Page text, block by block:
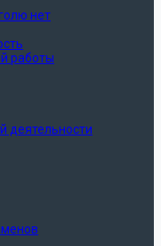
нет
работы
деятельности